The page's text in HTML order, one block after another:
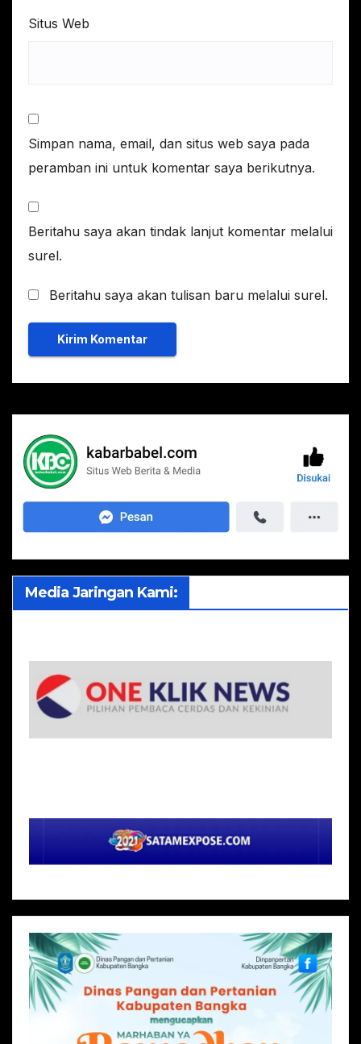
Situs Web
Simpan nama, email, dan situs web saya pada
peramban ini untuk komentar saya berikutnya.
Beritahu saya akan tindak lanjut komentar melalui
surel.
Beritahu saya akan tulisan baru melalui surel.
Media Jaringan Kami: